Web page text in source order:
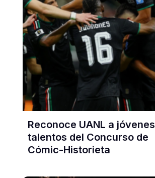
Reconoce UANL a jóvenes
talentos del Concurso de
Cómic-Historieta